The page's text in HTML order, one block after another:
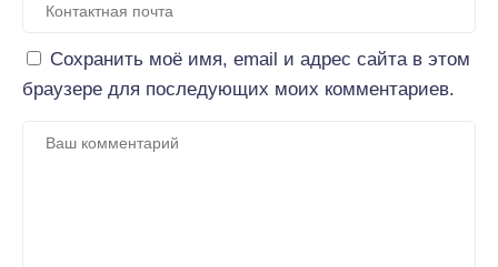
Сохранить моё имя, email и адрес сайта в этом
браузере для последующих моих комментариев.